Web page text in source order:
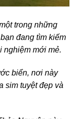
trong những
đang tìm kiếm
nghiệm mới mẻ.
biển, nơi này
sim tuyệt đẹp và